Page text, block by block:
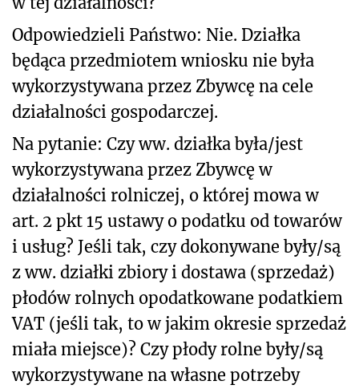
Odpowiedzieli Państwo: Nie. Działka
będąca przedmiotem wniosku nie była
wykorzystywana przez Zbywcę na cele
działalności gospodarczej.
Na pytanie: Czy ww. działka była/jest
wykorzystywana przez Zbywcę w
działalności rolniczej, o której mowa w
art. 2 pkt 15 ustawy o podatku od towarów
i usług? Jeśli tak, czy dokonywane były/są
z ww. działki zbiory i dostawa (sprzedaż)
płodów rolnych opodatkowane podatkiem
VAT (jeśli tak, to w jakim okresie sprzedaż
miała miejsce)? Czy płody rolne były/są
wykorzystywane na własne potrzeby